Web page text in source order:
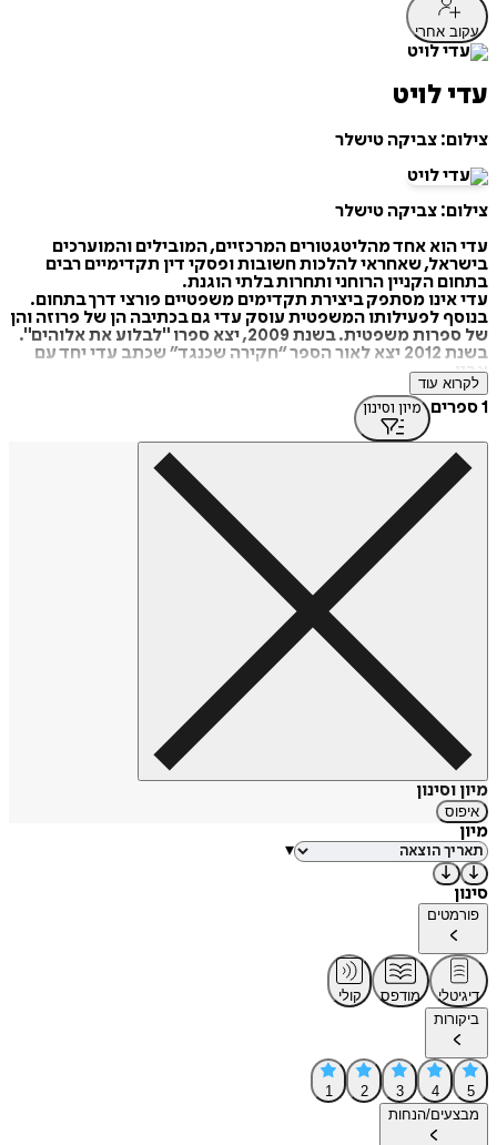
עקוב אחרי
עדי לויט
צילום: צביקה טישלר
צילום: צביקה טישלר
עדי הוא אחד מהליטגטורים המרכזיים, המובילים והמוערכים
בישראל, שאחראי להלכות חשובות ופסקי דין תקדימיים רבים
בתחום הקניין הרוחני ותחרות בלתי הוגנת.
עדי אינו מסתפק ביצירת תקדימים משפטיים פורצי דרך בתחום.
בנוסף לפעילותו המשפטית עוסק עדי גם בכתיבה הן של פרוזה והן
של ספרות משפטית. בשנת 2009, יצא ספרו "לבלוע את אלוהים".
בשנת 2012 יצא לאור הספר “חקירה שכנגד” שכתב עדי יחד עם
אביו .
לקרוא עוד
1 ספרים מיון וסינון
מיון וסינון
איפוס
מיון
▾
סינון
פורמטים
דיגיטלי מודפס
קולי
ביקורות
5
4
3
2
1
מבצעים/הנחות